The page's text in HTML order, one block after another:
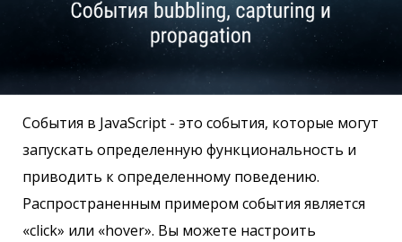
События в JavaScript - это события, которые могут
запускать определенную функциональность и
приводить к определенному поведению.
Распространенным примером события является
«click» или «hover». Вы можете настроить